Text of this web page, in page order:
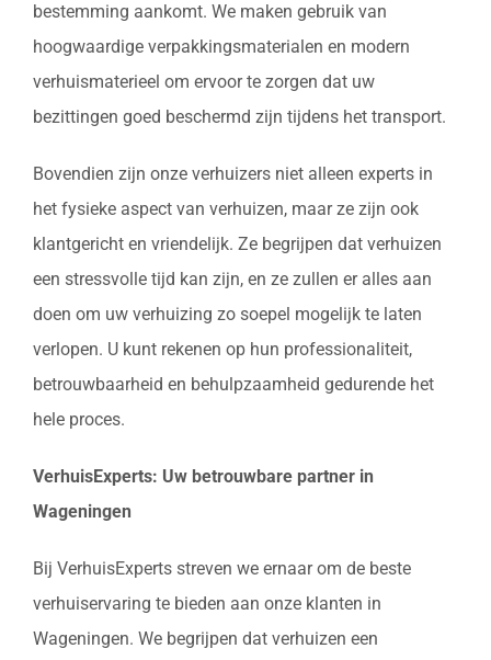
bestemming aankomt. We maken gebruik van
hoogwaardige verpakkingsmaterialen en modern
verhuismaterieel om ervoor te zorgen dat uw
bezittingen goed beschermd zijn tijdens het transport.
Bovendien zijn onze verhuizers niet alleen experts in
het fysieke aspect van verhuizen, maar ze zijn ook
klantgericht en vriendelijk. Ze begrijpen dat verhuizen
een stressvolle tijd kan zijn, en ze zullen er alles aan
doen om uw verhuizing zo soepel mogelijk te laten
verlopen. U kunt rekenen op hun professionaliteit,
betrouwbaarheid en behulpzaamheid gedurende het
hele proces.
VerhuisExperts: Uw betrouwbare partner in
Wageningen
Bij VerhuisExperts streven we ernaar om de beste
verhuiservaring te bieden aan onze klanten in
Wageningen. We begrijpen dat verhuizen een